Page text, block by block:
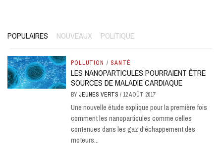
POPULAIRES NOUVEAUX POLITIQUE
POLLUTION / SANTÉ
LES NANOPARTICULES POURRAIENT ÊTRE
SOURCES DE MALADIE CARDIAQUE
BY JEUNES VERTS/ 12 AOÛT 2017
Une nouvelle étude explique pour la première fois
comment les nanoparticules comme celles
contenues dans les gaz d'échappement des
moteurs...